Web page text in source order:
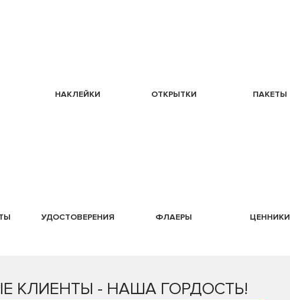
НАКЛЕЙКИ ОТКРЫТКИ ПАКЕТЫ
УДОСТОВЕРЕНИЯ ФЛАЕРЫ ЦЕННИКИ
КЛИЕНТЫ - НАША ГОРДОСТЬ!